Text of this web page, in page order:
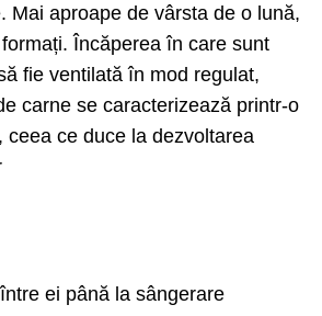
Mai aproape de vârsta de o lună,
Încăperea în care sunt
fie ventilată în mod regulat,
carne se caracterizează printr-o
ceea ce duce la dezvoltarea
ei până la sângerare